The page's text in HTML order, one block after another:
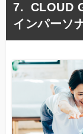
CLOUD
インパーソ